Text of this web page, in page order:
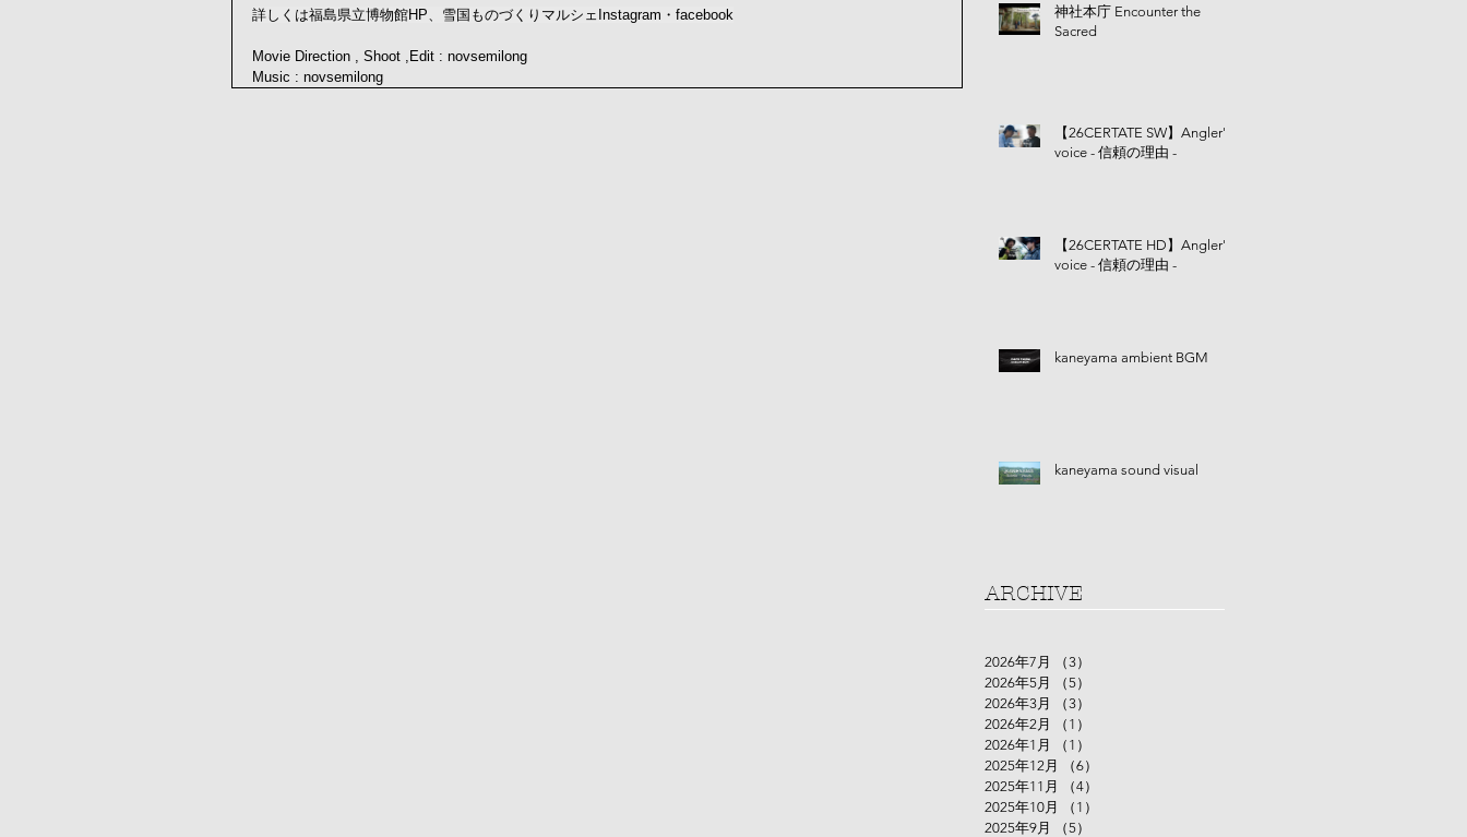
詳しくは福島県立博物館HP、雪国ものづくりマルシェInstagram・facebook
Movie Direction , Shoot ,Edit : novsemilong
Music : novsemilong
神社本庁 Encounter the
Sacred
【26CERTATE SW】Angler's
voice - 信頼の理由 -
【26CERTATE HD】Angler's
voice - 信頼の理由 -
kaneyama ambient BGM
kaneyama sound visual
ARCHIVE
2026年7月 （3）
2026年5月
（5）
2026年3月
（3）
2026年2月
（1）
2026年1月
（1）
2025年12月
（6）
2025年11月
（4）
2025年10月
（1）
2025年9月
（5）